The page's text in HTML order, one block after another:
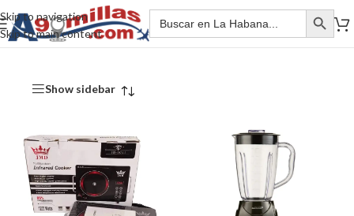
Skip to navigation
Skip to main content
Show sidebar